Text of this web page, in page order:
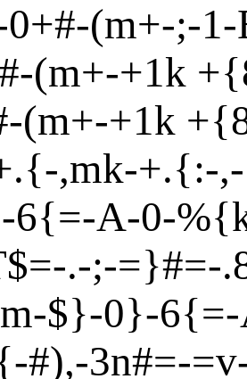
-(m+-;-1-
-(m+-+1k +{
-(m+-+1k +{
-,mk-+.{:-,-
-6{=-A-0-%{
$=-.-;-=}#=-
-$}-0}-6{=-
-#),-3n#=-=v